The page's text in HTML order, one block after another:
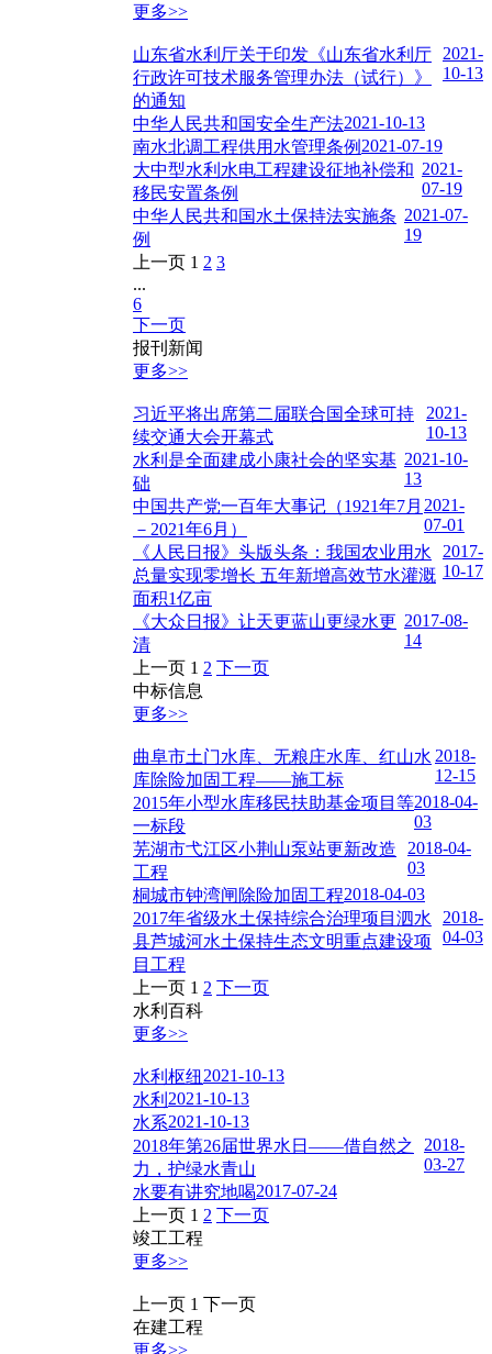
更多>>
山东省水利厅关于印发《山东省水利厅
行政许可技术服务管理办法（试行）》
的通知
2021-
10-13
中华人民共和国安全生产法2021-10-13
南水北调工程供用水管理条例 2021-07-19
大中型水利水电工程建设征地补偿和
移民安置条例
2021-
07-19
中华人民共和国水土保持法实施条
例
2021-07-
19
上一页 1 2 3
...
6
下一页
报刊新闻
更多>>
习近平将出席第二届联合国全球可持
续交通大会开幕式
2021-
10-13
水利是全面建成小康社会的坚实基
础
2021-10-
13
中国共产党一百年大事记（1921年7月
－2021年6月）
2021-
07-01
《人民日报》头版头条：我国农业用水
总量实现零增长 五年新增高效节水灌溉
面积1亿亩
2017-
10-17
《大众日报》让天更蓝山更绿水更
清
2017-08-
14
上一页 1 2 下一页
中标信息
更多>>
曲阜市土门水库、无粮庄水库、红山水
库除险加固工程——施工标
2018-
12-15
2015年小型水库移民扶助基金项目等
一标段
2018-04-
03
芜湖市弋江区小荆山泵站更新改造
工程
2018-04-
03
桐城市钟湾闸除险加固工程2018-04-03
2017年省级水土保持综合治理项目泗水
县芦城河水土保持生态文明重点建设项
目工程
2018-
04-03
上一页 1 2 下一页
水利百科
更多>>
水利枢纽 2021-10-13
水利 2021-10-13
水系2021-10-13
2018年第26届世界水日——借自然之
力，护绿水青山
2018-
03-27
水要有讲究地喝2017-07-24
上一页 1 2 下一页
竣工工程
更多>>
上一页 1 下一页
在建工程
更多>>